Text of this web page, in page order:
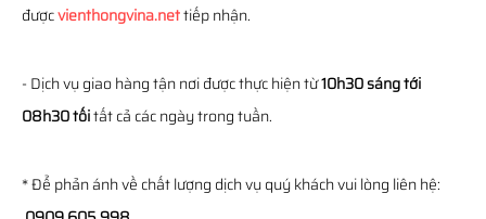
đượcvienthongvina.nettiếp nhận.
- Dịch vụ giao hàng tận nơi được thực hiện từ10h30 sáng tới
08h30 tốitất cả các ngày trong tuần.
* Để phản ánh về chất lượng dịch vụ quý khách vui lòng liên hệ: